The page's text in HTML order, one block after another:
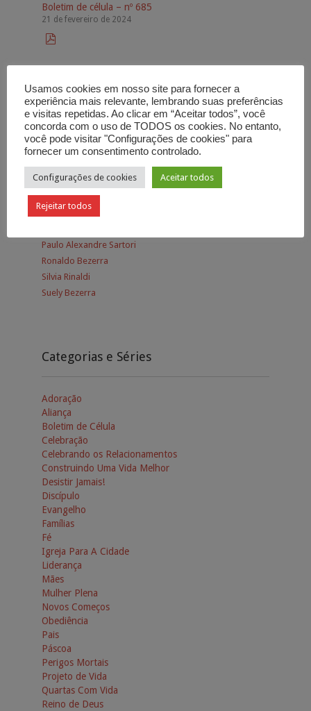
Boletim de célula – nº 685
21 de fevereiro de 2024

Autores
Adhemar de Campos
Alessandra Bezerra
Aurora Campos
Carlos Alberto Bezerra
Carlos Alberto Bezerra Jr.
Paulo Alexandre Sartori
Ronaldo Bezerra
Silvia Rinaldi
Suely Bezerra
Categorias e Séries
Adoração
Aliança
Boletim de Célula
Celebração
Celebrando os Relacionamentos
Construindo Uma Vida Melhor
Desistir Jamais!
Discípulo
Evangelho
Famílias
Fé
Igreja Para A Cidade
Liderança
Mães
Mulher Plena
Novos Começos
Obediência
Pais
Páscoa
Perigos Mortais
Projeto de Vida
Quartas Com Vida
Reino de Deus
Usamos cookies em nosso site para fornecer a
experiência mais relevante, lembrando suas preferências
e visitas repetidas. Ao clicar em “Aceitar todos”, você
concorda com o uso de TODOS os cookies. No entanto,
você pode visitar "Configurações de cookies" para
fornecer um consentimento controlado.
Configurações de cookies Aceitar todos
Rejeitar todos